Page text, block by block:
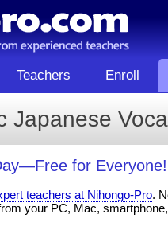
Teachers Enroll
Japanese
for Everyone!
teachers at Nihongo-Pro.
your PC, Mac,